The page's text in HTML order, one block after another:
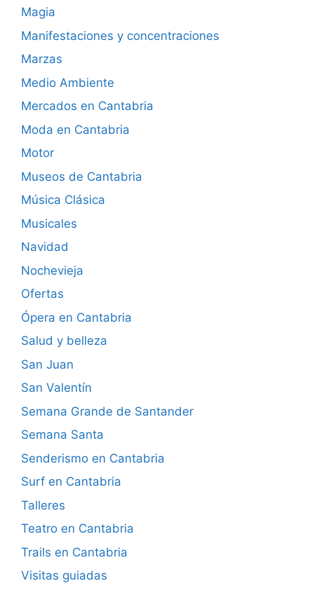
Magia
Manifestaciones y concentraciones
Marzas
Medio Ambiente
Mercados en Cantabria
Moda en Cantabria
Motor
Museos de Cantabria
Música Clásica
Musicales
Navidad
Nochevieja
Ofertas
Ópera en Cantabria
Salud y belleza
San Juan
San Valentín
Semana Grande de Santander
Semana Santa
Senderismo en Cantabria
Surf en Cantabria
Talleres
Teatro en Cantabria
Trails en Cantabria
Visitas guiadas